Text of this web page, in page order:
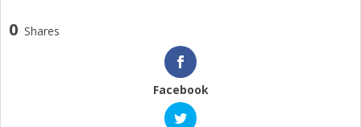
0 Shares
Facebook